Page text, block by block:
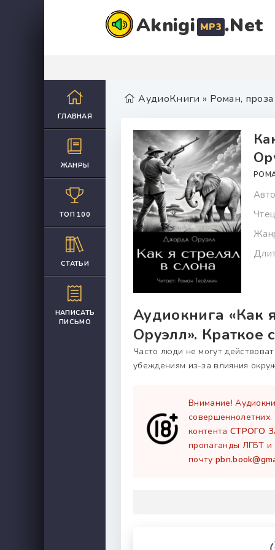
Aknigi MP3 .Net
ГЛАВНАЯ
ЖАНРЫ
ТОП 100
СТАТЬИ
НАПИСАТЬ
ПИСЬМО
АудиоКниги » Роман, проза
Аудиокнига «Как
Оруэлл». Краткое
Часто люди не могут
убеждениям из-за влияния
Внимание!
контента СТРОГО
пропаганды ЛГБТ и
почту